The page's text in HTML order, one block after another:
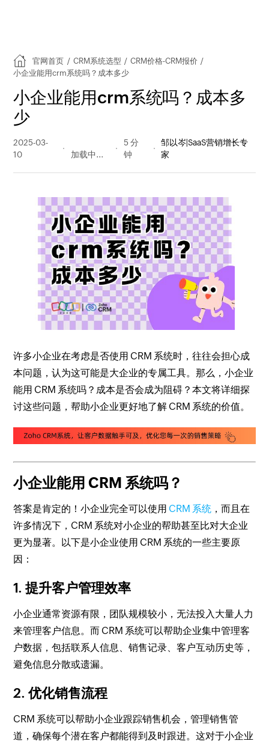
官网首页 / CRM系统选型 / CRM价格-CRM报价 /
小企业能用crm系统吗？成本多少
小企业能用crm系统吗？成本多
少
2025-03-
10
量
5 分
钟
邹以岑|SaaS营销增长专
家
许多小企业在考虑是否使用 CRM 系统时，往往会担心成
本问题，认为这可能是大企业的专属工具。那么，小企业
能用 CRM 系统吗？成本是否会成为阻碍？本文将详细探
讨这些问题，帮助小企业更好地了解 CRM 系统的价值。
小企业能用 CRM 系统吗？
答案是肯定的！小企业完全可以使用 CRM 系统 ，而且在
许多情况下，CRM 系统对小企业的帮助甚至比对大企业
更为显著。以下是小企业使用 CRM 系统的一些主要原
因：
1.提升客户管理效率
小企业通常资源有限，团队规模较小，无法投入大量人力
来管理客户信息。而 CRM 系统可以帮助企业集中管理客
户数据，包括联系人信息、销售记录、客户互动历史等，
避免信息分散或遗漏。
2.优化销售流程
CRM 系统可以帮助小企业跟踪销售机会，管理销售管
道，确保每个潜在客户都能得到及时跟进。这对于小企业